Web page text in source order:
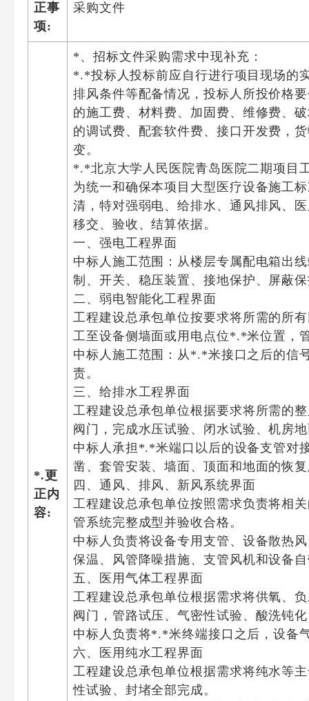
正事
项:
采购文件
*.更
正内
容:
*、招标文件采购需求中现补充：
*.*投标人投标前应自行进行项目现场的
排风条件等配备情况，投标人所投价格
的施工费、材料费、加固费、维修费、
的调试费、配套软件费、接口开发费，
变。
*.*北京大学人民医院青岛医院二期项目
为统一和确保本项目大型医疗设备施工
清，特对强弱电、给排水、通风排风、
移交、验收、结算依据。
一、强电工程界面
中标人施工范围：从楼层专属配电箱出
制、开关、稳压装置、接地保护、屏蔽
二、弱电智能化工程界面
工程建设总承包单位按要求将所需的所
工至设备侧墙面或用电点位*.*米位置，
中标人施工范围：从*.*米接口之后的信
责。
三、给排水工程界面
工程建设总承包单位根据要求将所需的
阀门，完成水压试验、闭水试验、机房
中标人承担*.*米端口以后的设备支管对
凿、套管安装、墙面、顶面和地面的恢
四、通风、排风、新风系统界面
工程建设总承包单位按照需求负责将相
管系统完整成型并验收合格。
中标人负责将设备专用支管、设备散热
保温、风管降噪措施、支管风机和设备
五、医用气体工程界面
工程建设总承包单位根据需求将供氧、
阀门，管路试压、气密性试验、酸洗钝
中标人负责将*.*米终端接口之后，设备
六、医用纯水工程界面
工程建设总承包单位根据需求将纯水等
性试验、封堵全部完成。